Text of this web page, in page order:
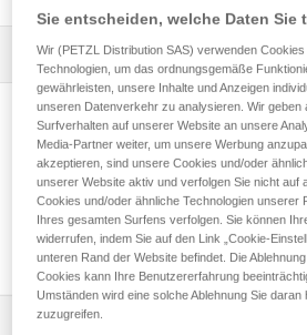
Alle technischen Anwendungen 1
Installation der Seile
Die Gebrauchsanleitung
Sie entscheiden, welche Daten Sie
Wir (PETZL Distribution SAS) verwenden
Technologien, um das ordnungsgemäße
gewährleisten, unsere Inhalte und Anzeigen
unseren Datenverkehr zu analysieren. Wir geben
Surfverhalten auf unserer Website an unsere
Media-Partner weiter, um unsere Werbung
akzeptieren, sind unsere Cookies und/oder
unserer Website aktiv und verfolgen Sie nicht auf
Cookies und/oder ähnliche Technologien unserer
Ihres gesamten Surfens verfolgen. Sie können
widerrufen, indem Sie auf den Link „Cookie-
unteren Rand der Website befindet. Die
Cookies kann Ihre Benutzererfahrung
Umständen wird eine solche Ablehnung Sie
zuzugreifen.